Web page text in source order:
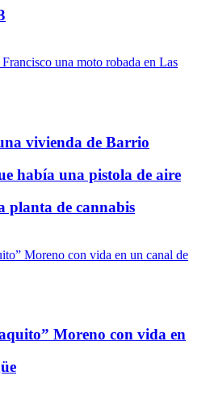
vivienda de Barrio
había una pistola de aire
planta de cannabis
Moreno con vida en